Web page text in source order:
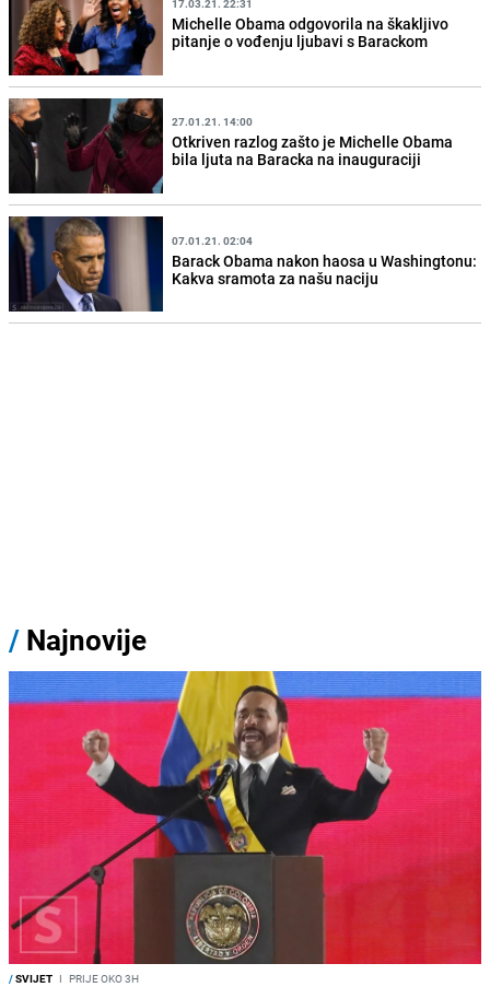
17.03.21. 22:31
Michelle Obama odgovorila na škakljivo
pitanje o vođenju ljubavi s Barackom
27.01.21. 14:00
Otkriven razlog zašto je Michelle Obama
bila ljuta na Baracka na inauguraciji
07.01.21. 02:04
Barack Obama nakon haosa u Washingtonu:
Kakva sramota za našu naciju
/ Najnovije
/SVIJET I PRIJE OKO 3H